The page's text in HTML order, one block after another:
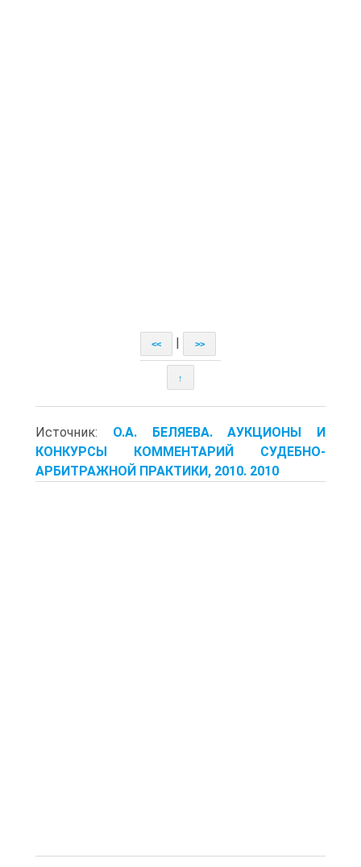
<< >>
↑
Источник: О.А. БЕЛЯЕВА. АУКЦИОНЫ И
КОНКУРСЫ КОММЕНТАРИЙ СУДЕБНО-
АРБИТРАЖНОЙ ПРАКТИКИ, 2010. 2010